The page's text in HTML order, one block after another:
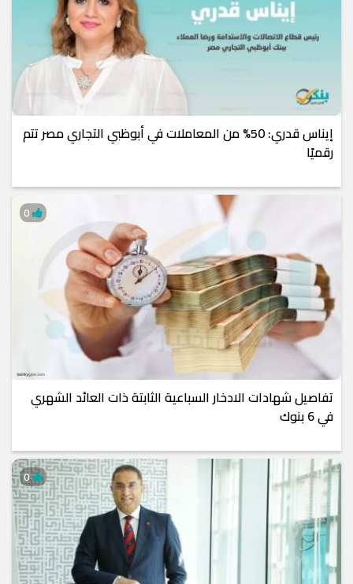
إيناس قدري: 50% من المعاملات في أبوظبي التجاري مصر تتم
رقميًا
تفاصيل شهادات الادخار السباعية الثابتة ذات العائد الشهري
في 6 بنوك
0